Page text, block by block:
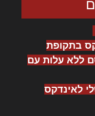
בתקופת
ללא עלות עם
לאינדקס